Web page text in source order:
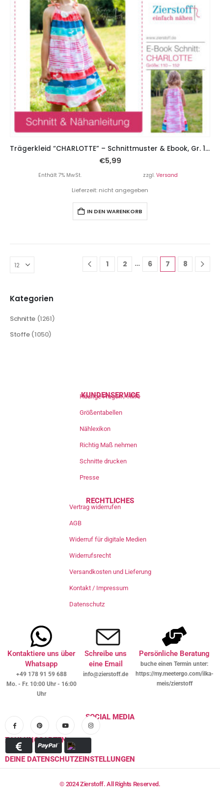
Trägerkleid “CHARLOTTE” – Schnittmuster & Ebook, Gr. 110 – 152
€5,99
Enthält 7% MwSt. zzgl. Versand
Lieferzeit: nicht angegeben
IN DEN WARENKORB
1 2 … 6 7 8
Kategorien
Schnitte (1261)
Stoffe (1050)
KUNDENSERVICE
Häufige Fragen / Hilfe
Größentabellen
Nählexikon
Richtig Maß nehmen
Schnitte drucken
Presse
RECHTLICHES
Vertrag widerrufen
AGB
Widerruf für digitale Medien
Widerrufsrecht
Versandkosten und Lieferung
Kontakt / Impressum
Datenschutz
Kontaktiere uns über
Whatsapp
+49 178 91 59 688
Mo. - Fr. 10:00 Uhr - 16:00
Uhr
Schreibe uns
eine Email
info@zierstoff.de
Persönliche Beratung
buche einen Termin unter:
https://my.meetergo.com/ilka-
meis/zierstoff
SOCIAL MEDIA
ZAHLUNGSARTEN
DEINE DATENSCHUTZEINSTELLUNGEN
© 2024 Zierstoff. All Rights Reserved.